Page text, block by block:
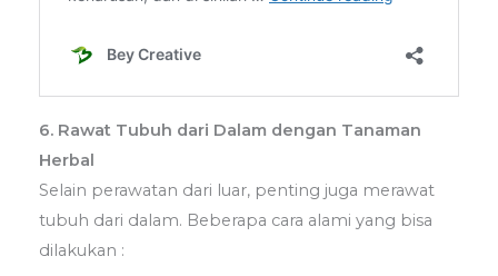
6. Rawat Tubuh dari Dalam dengan Tanaman
Herbal
Selain perawatan dari luar, penting juga merawat
tubuh dari dalam. Beberapa cara alami yang bisa
dilakukan :